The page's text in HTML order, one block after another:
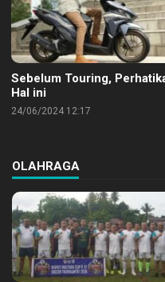
Sebelum Touring,
Hal ini
24/06/2024 12:17
OLAHRAGA